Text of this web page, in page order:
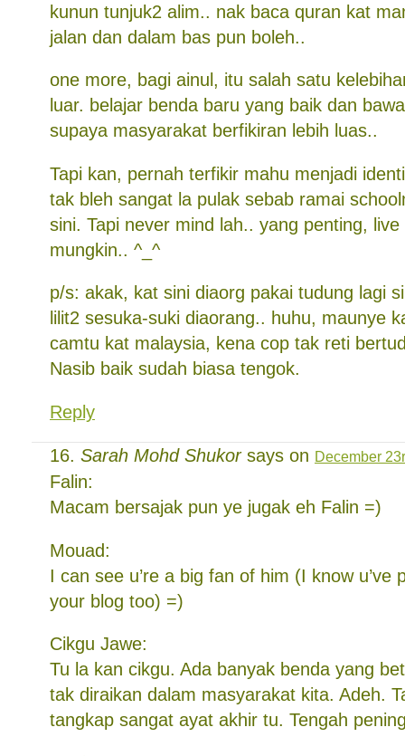
kunun tunjuk2 alim.. nak baca quran kat
jalan dan dalam bas pun boleh..
one more, bagi ainul, itu salah satu
luar. belajar benda baru yang baik dan
supaya masyarakat berfikiran lebih luas..
Tapi kan, pernah terfikir mahu menjadi
tak bleh sangat la pulak sebab ramai
sini. Tapi never mind lah.. yang penting,
mungkin.. ^_^
p/s: akak, kat sini diaorg pakai tudung lagi
lilit2 sesuka-suki diaorang.. huhu, maunye
camtu kat malaysia, kena cop tak reti
Nasib baik sudah biasa tengok.
Reply
Sarah Mohd Shukorsays on December
Falin:
Macam bersajak pun ye jugak eh Falin =)
Mouad:
I can see u’re a big fan of him (I know u’ve
your blog too) =)
Cikgu Jawe:
Tu la kan cikgu. Ada banyak benda yang
tak diraikan dalam masyarakat kita. Adeh.
tangkap sangat ayat akhir tu. Tengah